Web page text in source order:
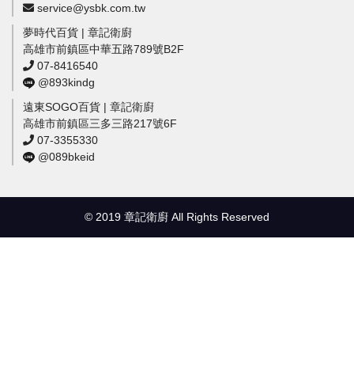
service@ysbk.com.tw
夢時代百貨 | 章記衛廚
高雄市前鎮區中華五路789號B2F
07-8416540
@893kindg
遠東SOGO百貨 | 章記衛廚
高雄市前鎮區三多三路217號6F
07-3355330
@089bkeid
© 2019 章記衛廚 All Rights Reserved